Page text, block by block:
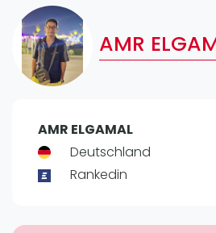
Verschiedenes
Veranstaltungen
Turniere
Playtomic
Ranking
Frauen
AMR
AMR ELGAMAL
Deutschland
Rankedin